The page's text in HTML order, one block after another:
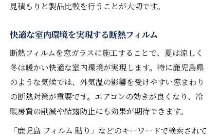
見積もりと製品比較を行うことが大切です。
快適な室内環境を実現する断熱フィルム
断熱フィルムを窓ガラスに施工することで、夏は涼しく
冬は暖かい快適な室内環境が実現します。特に鹿児島県
のような気候では、外気温の影響を受けやすい窓まわり
の断熱対策が重要です。エアコンの効きが良くなり、冷
暖房費の削減や結露防止にも効果が期待できます。
「鹿児島 フィルム 貼り」などのキーワードで検索されて